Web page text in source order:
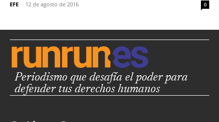
EFE - 12 de agosto de 2016 0
Periodismo que desafía el poder para
defender tus derechos humanos